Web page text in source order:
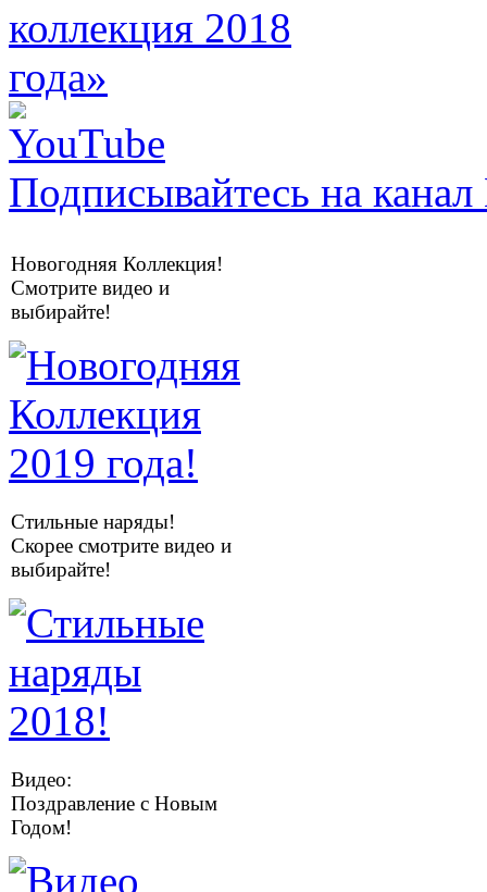
Подписывайтесь на
Новогодняя Коллекция!
Смотрите видео и
выбирайте!
Стильные наряды!
Скорее смотрите видео и
выбирайте!
Видео:
Поздравление с Новым
Годом!